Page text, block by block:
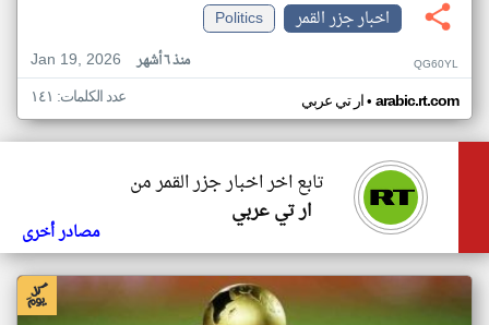
اخبار جزر القمر
Politics
Jan 19, 2026
منذ ٦ أشهر QG60YL
ار تي عربي• arabic.rt.com عدد الكلمات: ١٤١
تابع اخر اخبار جزر القمر من
ار تي عربي
مصادر أخرى